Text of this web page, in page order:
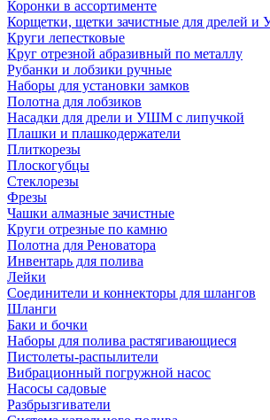
Коронки в ассортименте
Корщетки, щетки зачистные для дрелей
Круги лепестковые
Круг отрезной абразивный по металлу
Рубанки и лобзики ручные
Наборы для установки замков
Полотна для лобзиков
Насадки для дрели и УШМ с липучкой
Плашки и плашкодержатели
Плиткорезы
Плоскогубцы
Стеклорезы
Фрезы
Чашки алмазные зачистные
Круги отрезные по камню
Полотна для Реноватора
Инвентарь для полива
Лейки
Соединители и коннекторы для шлангов
Шланги
Баки и бочки
Наборы для полива растягивающиеся
Пистолеты-распылители
Вибрационный погружной насос
Насосы садовые
Разбрызгиватели